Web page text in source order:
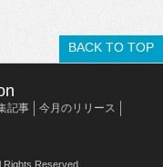
BACK TO TOP
記事
今月のリリース
Reserved.